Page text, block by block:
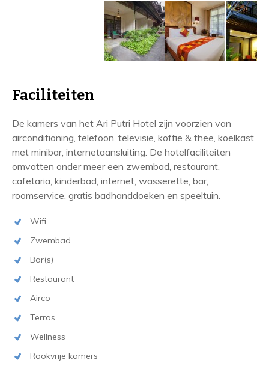
Faciliteiten
De kamers van het Ari Putri Hotel zijn voorzien van
airconditioning, telefoon, televisie, koffie & thee, koelkast
met minibar, internetaansluiting. De hotelfaciliteiten
omvatten onder meer een zwembad, restaurant,
cafetaria, kinderbad, internet, wasserette, bar,
roomservice, gratis badhanddoeken en speeltuin.
Wifi
Zwembad
Bar(s)
Restaurant
Airco
Terras
Wellness
Rookvrije kamers